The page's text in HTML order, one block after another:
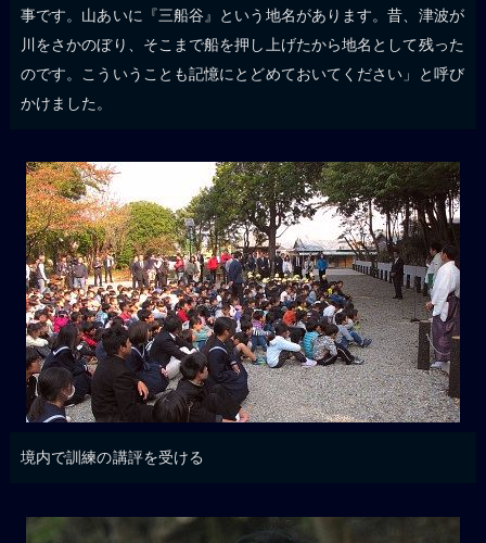
事です。山あいに『三船谷』という地名があります。昔、津波が
川をさかのぼり、そこまで船を押し上げたから地名として残った
のです。こういうことも記憶にとどめておいてください」と呼び
かけました。
境内で訓練の講評を受ける